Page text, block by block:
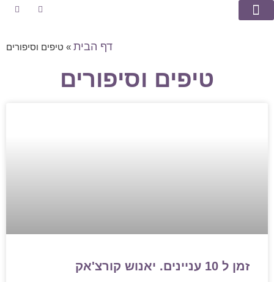
דף הבית » טיפים וסיפורים
טיפים וסיפורים
זמן ל 10 עניינים. יאנוש קורצ'אק